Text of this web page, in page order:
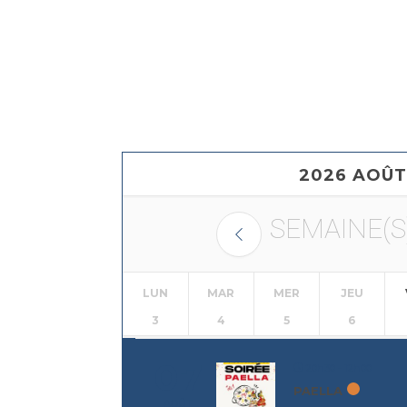
2026 AOÛT
LUN
3
MAR
4
MER
5
JEU
6
PAELLA